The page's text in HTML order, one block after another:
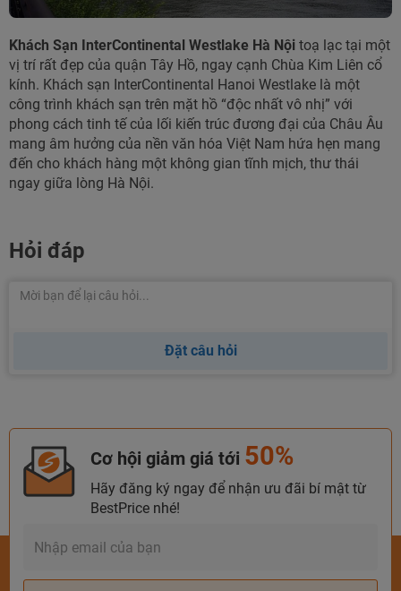
Khách Sạn InterContinental Westlake Hà Nội toạ lạc tại một
vị trí rất đẹp của quận Tây Hồ, ngay cạnh Chùa Kim Liên cổ
kính. Khách sạn InterContinental Hanoi Westlake là một
công trình khách sạn trên mặt hồ “độc nhất vô nhị” với
phong cách tinh tế của lối kiến trúc đương đại của Châu Âu
mang âm hưởng của nền văn hóa Việt Nam hứa hẹn mang
đến cho khách hàng một không gian tĩnh mịch, thư thái
ngay giữa lòng Hà Nội.
Hỏi đáp
Đặt câu hỏi
Cơ hội giảm giá tới 50%
Hãy đăng ký ngay để nhận ưu đãi bí mật từ
BestPrice nhé!